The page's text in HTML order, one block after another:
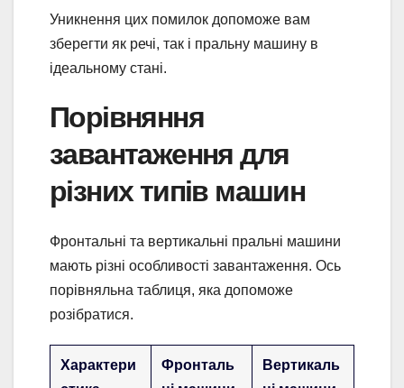
Уникнення цих помилок допоможе вам
зберегти як речі, так і пральну машину в
ідеальному стані.
Порівняння
завантаження для
різних типів машин
Фронтальні та вертикальні пральні машини
мають різні особливості завантаження. Ось
порівняльна таблиця, яка допоможе
розібратися.
Характери
Фронталь
Вертикаль